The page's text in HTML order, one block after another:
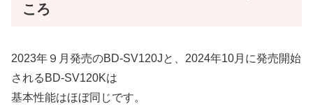
ころ
2023年９月発売のBD-SV120Jと、2024年10月に発売開始
されるBD-SV120Kは
基本性能はほぼ同じです。